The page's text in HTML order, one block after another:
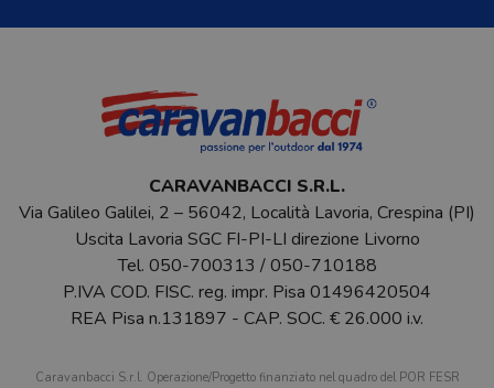
CARAVANBACCI S.R.L.
Via Galileo Galilei, 2 – 56042, Località Lavoria, Crespina (PI)
Uscita Lavoria SGC FI-PI-LI direzione Livorno
Tel. 050-700313 /050-710188
P.IVA COD. FISC. reg. impr. Pisa 01496420504
REA Pisa n.131897 - CAP. SOC. € 26.000 i.v.
Caravanbacci S.r.l. Operazione/Progetto finanziato nel quadro del POR FESR